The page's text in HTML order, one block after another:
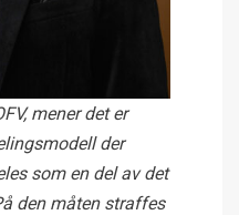
mener det er
der
som en del av det
den måten straffes